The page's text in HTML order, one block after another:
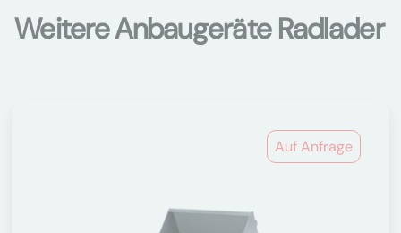
Weitere Anbaugeräte Radlader
Auf Anfrage